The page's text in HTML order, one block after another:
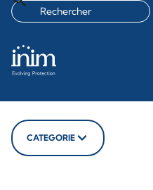
CATEGORIE